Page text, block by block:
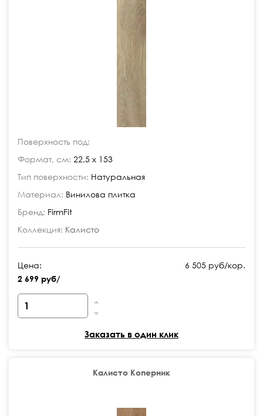
Поверхность под:
Формат, см: 22,5 x 153
Тип поверхности: Натуральная
Материал: Винилова плитка
Бренд: FirmFit
Коллекция: Калисто
Цена:
2 699 руб/
6 505 руб/кор.
Заказать в один клик
Калисто Коперник